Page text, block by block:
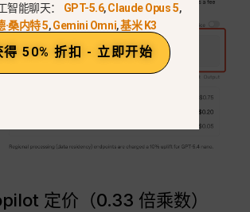
定价（0.33 倍乘数）
智能聊天： GPT-5.6,Claude Opus 5,
·桑内特 5,Gemini Omni,基米 K3
得 50% 折扣 - 立即开始